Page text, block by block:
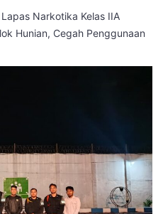
Lapas Narkotika Kelas IIA
Hunian, Cegah Penggunaan